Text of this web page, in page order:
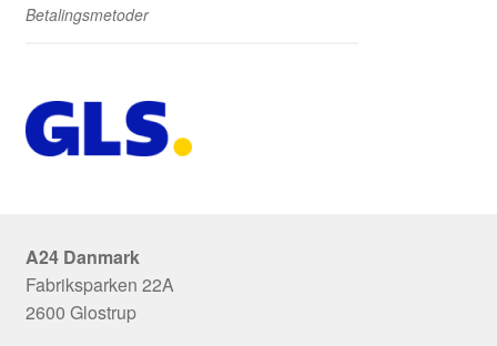
Betalingsmetoder
A24 Danmark
Fabriksparken 22A
2600 Glostrup